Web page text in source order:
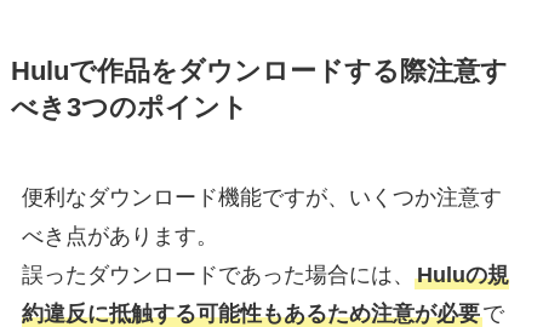
Huluで作品をダウンロードする際注意す
べき3つのポイント
便利なダウンロード機能ですが、いくつか注意す
べき点があります。
誤ったダウンロードであった場合には、 Huluの規
約違反に抵触する可能性もあるため注意が必要で